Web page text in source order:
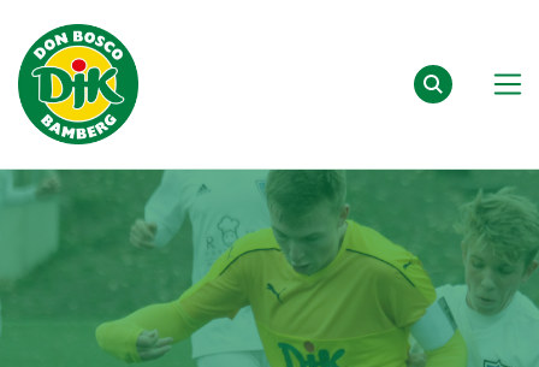
Zum Inhalt springen